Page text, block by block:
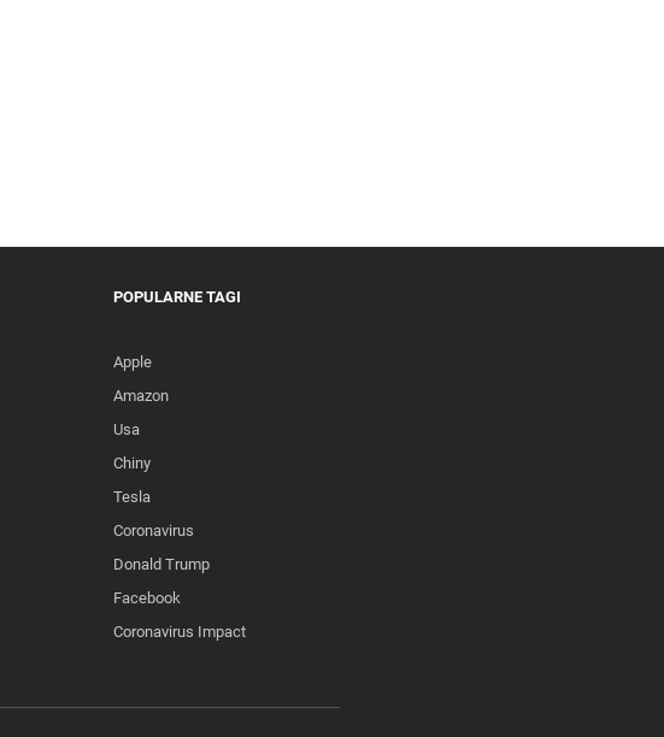
POPULARNE TAGI
Apple
Amazon
Usa
Chiny
Tesla
Coronavirus
Donald Trump
Facebook
Coronavirus Impact